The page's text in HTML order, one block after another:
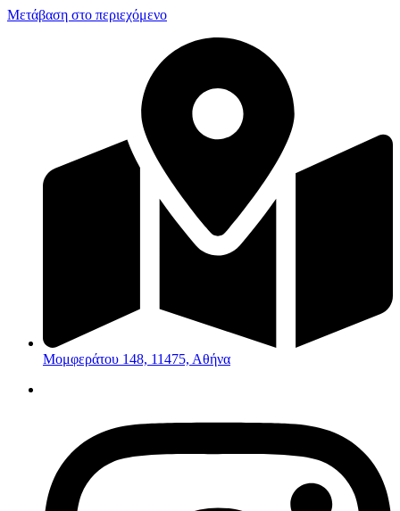
Μετάβαση στο περιεχόμενο
Μομφεράτου 148, 11475, Αθήνα